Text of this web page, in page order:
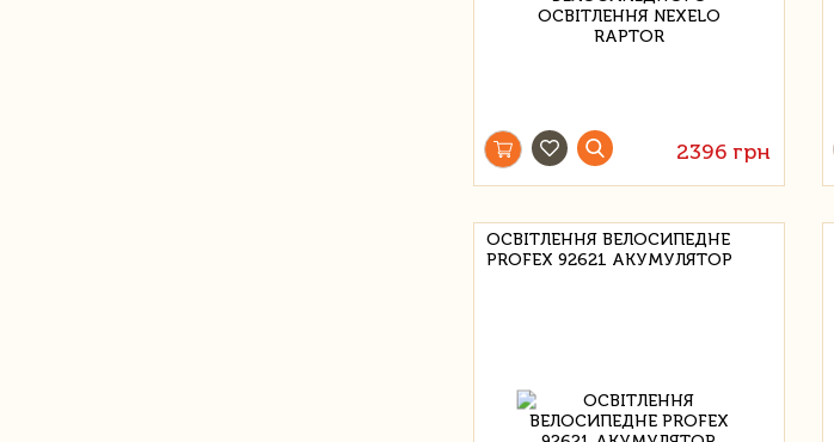
2396 грн
ОСВІТЛЕННЯ ВЕЛОСИПЕДНЕ
PROFEX 92621 АКУМУЛЯТОР